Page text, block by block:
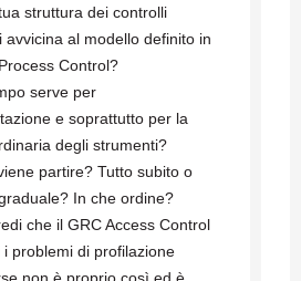
struttura dei controlli
avvicina al modello definito in
Control?
serve per
e soprattutto per la
degli strumenti?
partire? Tutto subito o
In che ordine?
che il GRC Access Control
i problemi di profilazione